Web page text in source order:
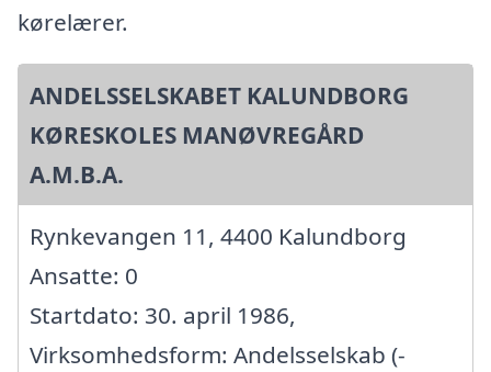
kørelærer.
ANDELSSELSKABET KALUNDBORG
KØRESKOLES MANØVREGÅRD
A.M.B.A.
Rynkevangen 11, 4400 Kalundborg
Ansatte: 0
Startdato: 30. april 1986,
Virksomhedsform: Andelsselskab (-